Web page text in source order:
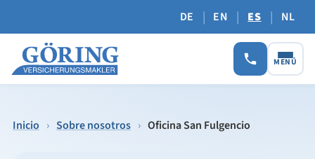
DE | EN | ES | NL
MENÚ
Inicio › Sobre nosotros › Oficina San Fulgencio